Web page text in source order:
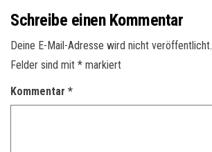
Schreibe einen Kommentar
Deine E-Mail-Adresse wird nicht veröffentlicht.
Felder sind mit * markiert
Kommentar *